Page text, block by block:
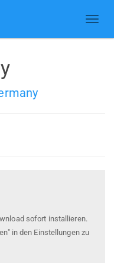
sofort installieren.
in den Einstellungen zu